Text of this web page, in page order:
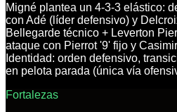
Migné plantea un 4-3-3 elástico:
con Adé (líder defensivo) y
Bellegarde técnico + Leverton
ataque con Pierrot '9' fijo y
Identidad: orden defensivo,
en pelota parada (única vía
Fortalezas